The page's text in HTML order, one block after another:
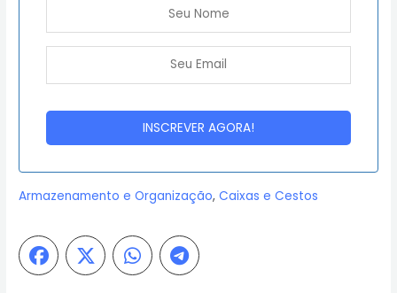
Armazenamento e Organização,Caixas e Cestos